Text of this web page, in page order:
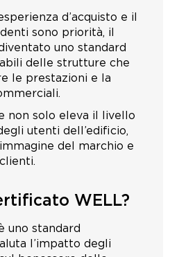
d’acquisto e il
sono priorità, il
uno standard
delle strutture che
le prestazioni e la
non solo eleva il livello
utenti dell’edificio,
del marchio e
WELL?
uno standard
l’impatto degli